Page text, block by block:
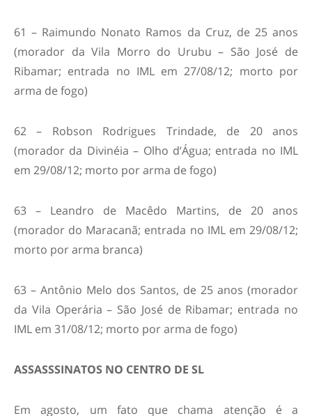
61 – Raimundo Nonato Ramos da Cruz, de 25 anos
(morador da Vila Morro do Urubu – São José de
Ribamar; entrada no IML em 27/08/12; morto por
arma de fogo)
62 – Robson Rodrigues Trindade, de 20 anos
(morador da Divinéia – Olho d’Água; entrada no IML
em 29/08/12; morto por arma de fogo)
63 – Leandro de Macêdo Martins, de 20 anos
(morador do Maracanã; entrada no IML em 29/08/12;
morto por arma branca)
63 – Antônio Melo dos Santos, de 25 anos (morador
da Vila Operária – São José de Ribamar; entrada no
IML em 31/08/12; morto por arma de fogo)
ASSASSSINATOS NO CENTRO DE SL
Em agosto, um fato que chama atenção é a